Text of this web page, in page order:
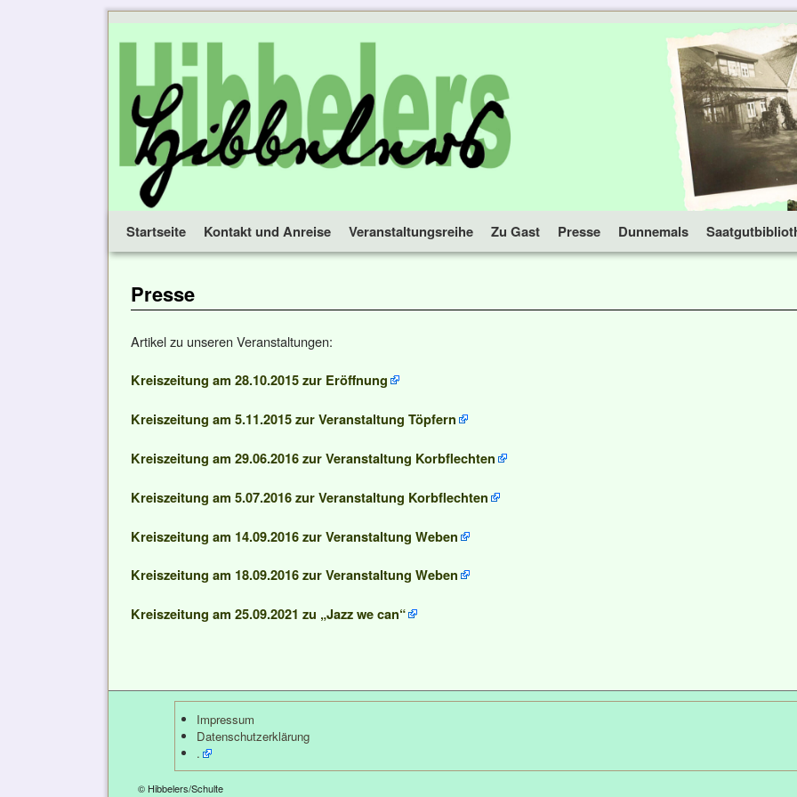
Zum Inhalt wechseln
Zum sekundären Inhalt wechseln
Startseite Kontakt und Anreise Veranstaltungsreihe Zu Gast Presse Dunnemals
Presse
Artikel zu unseren Veranstaltungen:
Kreiszeitung am 28.10.2015 zur Eröffnung
Kreiszeitung am 5.11.2015 zur Veranstaltung Töpfern
Kreiszeitung am 29.06.2016 zur Veranstaltung Korbflechten
Kreiszeitung am 5.07.2016 zur Veranstaltung Korbflechten
Kreiszeitung am 14.09.2016 zur Veranstaltung Weben
Kreiszeitung am 18.09.2016 zur Veranstaltung Weben
Kreiszeitung am 25.09.2021 zu „Jazz we can“
Impressum
Datenschutzerklärung
.
© Hibbelers/Schulte